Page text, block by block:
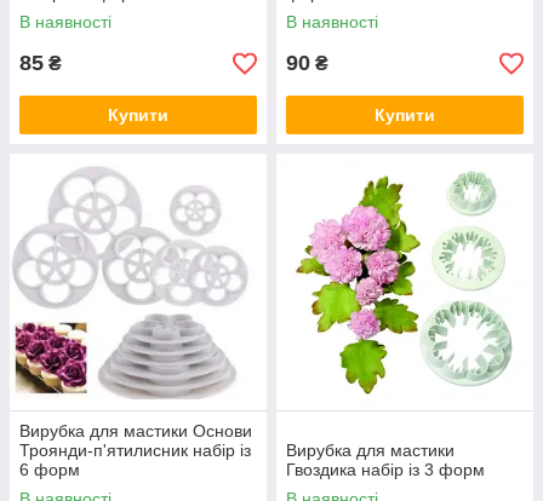
В наявності
85 ₴
Купити
В наявності
90 ₴
Купити
Вирубка для мастики Основи
Троянди-п'ятилисник набір із
6 форм
Вирубка для мастики
Гвоздика набір із 3 форм